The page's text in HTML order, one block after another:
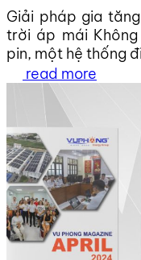
Giải pháp gia
trời áp mái
pin, một hệ thống
read more